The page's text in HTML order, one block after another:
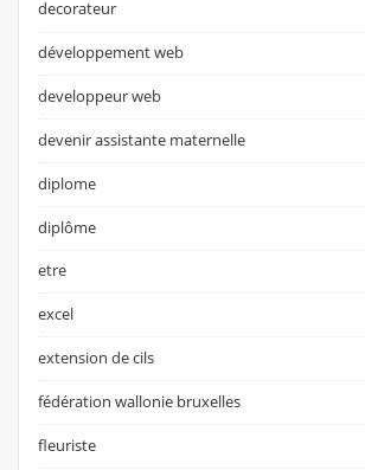
decorateur
développement web
developpeur web
devenir assistante maternelle
diplome
diplôme
etre
excel
extension de cils
fédération wallonie bruxelles
fleuriste